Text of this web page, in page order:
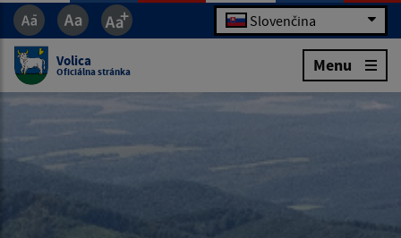
Slovenčina
Volica
Oficiálna stránka Menu